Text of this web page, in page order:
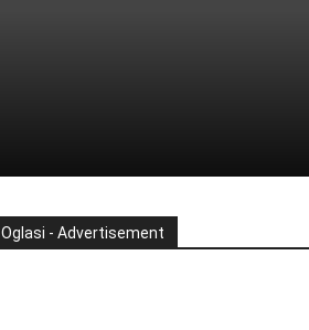
Oglasi - Advertisement